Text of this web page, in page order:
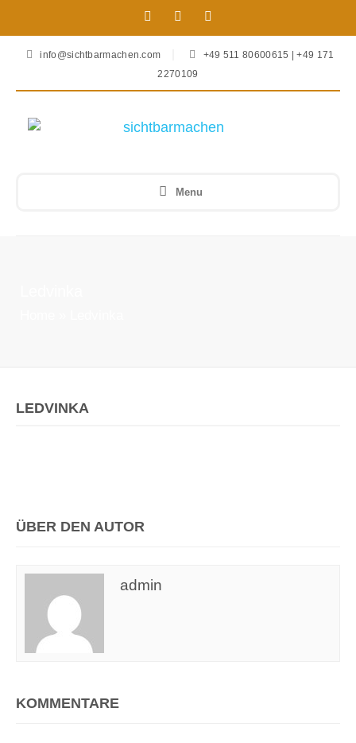
info@sichtbarmachen.com
+49 511 80600615 | +49 171
2270109
Menu
LEDVINKA
ÜBER DEN AUTOR
admin
KOMMENTARE